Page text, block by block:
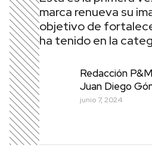
marca renueva su
objetivo de
ha tenido en la
Redacción P&M
Juan Diego
junio 7, 2024